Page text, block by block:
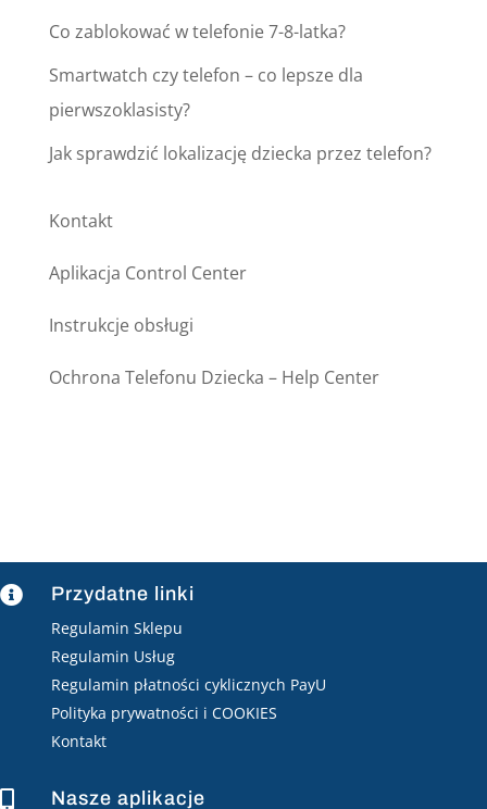
Co zablokować w telefonie 7-8-latka?
Smartwatch czy telefon – co lepsze dla
pierwszoklasisty?
Jak sprawdzić lokalizację dziecka przez telefon?
Kontakt
Aplikacja Control Center
Instrukcje obsługi
Ochrona Telefonu Dziecka – Help Center
 Przydatne linki
Regulamin Sklepu
Regulamin Usług
Regulamin płatności cyklicznych PayU
Polityka prywatności i COOKIES
Kontakt
 Nasze aplikacje